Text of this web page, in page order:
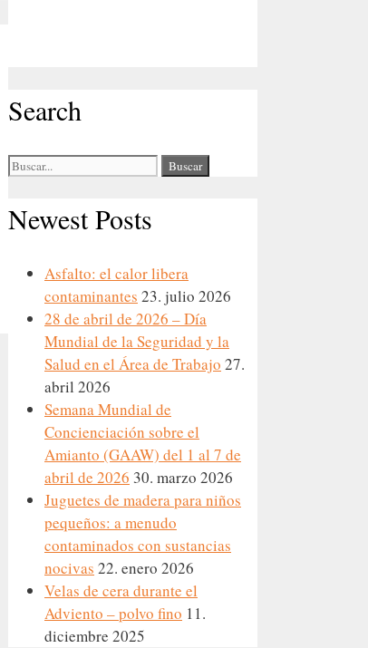
Search
Buscar:
Newest Posts
Asfalto: el calor libera
contaminantes 23. julio 2026
28 de abril de 2026 – Día
Mundial de la Seguridad y la
Salud en el Área de Trabajo 27.
abril 2026
Semana Mundial de
Concienciación sobre el
Amianto (GAAW) del 1 al 7 de
abril de 2026 30. marzo 2026
Juguetes de madera para niños
pequeños: a menudo
contaminados con sustancias
nocivas 22. enero 2026
Velas de cera durante el
Adviento – polvo fino 11.
diciembre 2025